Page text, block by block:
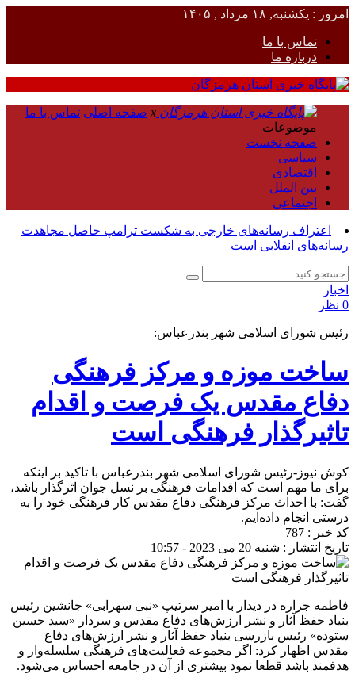
امروز : یکشنبه, ۱۸ مرداد , ۱۴۰۵
تماس با ما
درباره ما
x صفحه اصلی تماس با ما
موضوعات
صفحه نخست
سیاسی
اقتصادی
بین الملل
اجتماعی
اعتراف رسانه‌های خارجی به شکست ترامپ حاصل مجاهدت
رسانه‌های انقلابی است_
اخبار
0 نظر
رئیس شورای اسلامی شهر بندرعباس:
ساخت موزه و مرکز فرهنگی
دفاع مقدس یک فرصت و اقدام
تاثیرگذار فرهنگی است
کوش نیوز-رئیس شورای اسلامی شهر بندرعباس با تاکید بر اینکه
برای ما مهم است که اقدامات فرهنگی بر نسل جوان اثرگذار باشد،
گفت: با احداث مرکز فرهنگی دفاع مقدس کار فرهنگی خود را به
درستی انجام داده‌ایم.
کد خبر : 787
تاریخ انتشار : شنبه 20 می 2023 - 10:57
فاطمه جراره در دیدار با امیر سرتیپ «نبی سهرابی» جانشین رئیس
بنیاد حفظ آثار و نشر ارزش‌های دفاع مقدس و سردار «سید حسین
ستوده» رئیس بازرسی بنیاد حفظ آثار و نشر ارزش‌های دفاع
مقدس اظهار کرد: اگر مجموعه فعالیت‌های فرهنگی سلسله‌وار و
هدفمند باشد قطعا نمود بیشتری از آن در جامعه احساس می‌شود.